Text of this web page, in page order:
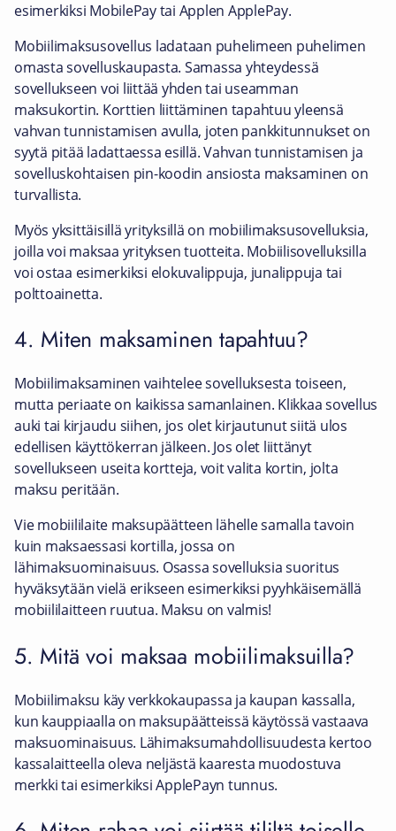
esimerkiksi MobilePay tai Applen ApplePay.
Mobiilimaksusovellus ladataan puhelimeen puhelimen
omasta sovelluskaupasta. Samassa yhteydessä
sovellukseen voi liittää yhden tai useamman
maksukortin. Korttien liittäminen tapahtuu yleensä
vahvan tunnistamisen avulla, joten pankkitunnukset on
syytä pitää ladattaessa esillä. Vahvan tunnistamisen ja
sovelluskohtaisen pin-koodin ansiosta maksaminen on
turvallista.
Myös yksittäisillä yrityksillä on mobiilimaksusovelluksia,
joilla voi maksaa yrityksen tuotteita. Mobiilisovelluksilla
voi ostaa esimerkiksi elokuvalippuja, junalippuja tai
polttoainetta.
4. Miten maksaminen tapahtuu?
Mobiilimaksaminen vaihtelee sovelluksesta toiseen,
mutta periaate on kaikissa samanlainen. Klikkaa sovellus
auki tai kirjaudu siihen, jos olet kirjautunut siitä ulos
edellisen käyttökerran jälkeen. Jos olet liittänyt
sovellukseen useita kortteja, voit valita kortin, jolta
maksu peritään.
Vie mobiililaite maksupäätteen lähelle samalla tavoin
kuin maksaessasi kortilla, jossa on
lähimaksuominaisuus. Osassa sovelluksia suoritus
hyväksytään vielä erikseen esimerkiksi pyyhkäisemällä
mobiililaitteen ruutua. Maksu on valmis!
5. Mitä voi maksaa mobiilimaksuilla?
Mobiilimaksu käy verkkokaupassa ja kaupan kassalla,
kun kauppiaalla on maksupäätteissä käytössä vastaava
maksuominaisuus. Lähimaksumahdollisuudesta kertoo
kassalaitteella oleva neljästä kaaresta muodostuva
merkki tai esimerkiksi ApplePayn tunnus.